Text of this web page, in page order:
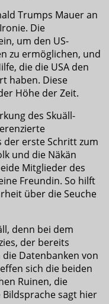
Trumps Mauer an
Die
um den US-
zu ermöglichen, und
die die USA den
haben. Diese
Höhe der Zeit.
des Skuäll-
der erste Schritt zum
und die Näkän
Mitglieder des
Freundin. So hilft
über die Seuche
denn bei dem
der bereits
Datenbanken von
sich die beiden
Ruinen, die
sagt hier